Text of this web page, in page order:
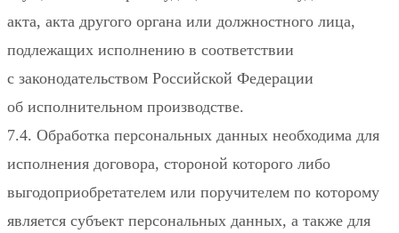
акта, акта другого органа или должностного лица,
подлежащих исполнению в соответствии
с законодательством Российской Федерации
об исполнительном производстве.
7.4. Обработка персональных данных необходима для
исполнения договора, стороной которого либо
выгодоприобретателем или поручителем по которому
является субъект персональных данных, а также для